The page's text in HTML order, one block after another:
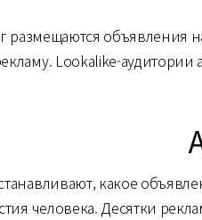
размещаются
Lookalike-
какое
человека. Десятки